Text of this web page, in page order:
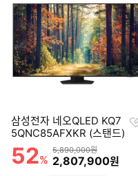
순
삼성전자 네오QLED KQ7
5QNC85AFXKR (스탠드)
할인률
52%
상품금액
5,890,000원
할인금액
2,807,900원